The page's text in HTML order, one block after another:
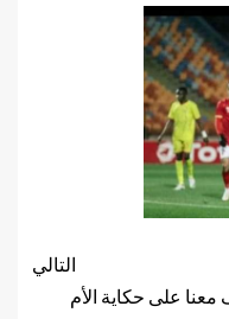
التالي
على حكاية الأم